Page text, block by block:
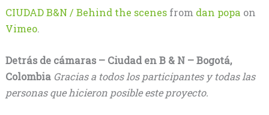
CIUDAD B&N / Behind the scenesfrom dan popa on
Vimeo.
Detrás de cámaras – Ciudad en B & N – Bogotá,
Colombia Gracias a todos los participantes y todas las
personas que hicieron posible este proyecto.